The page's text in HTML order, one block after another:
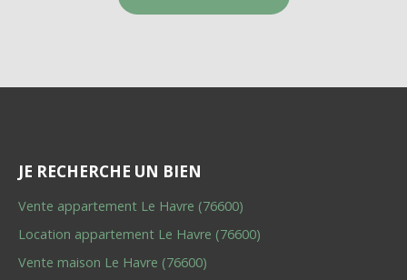
JE RECHERCHE UN BIEN
Vente appartement Le Havre (76600)
Location appartement Le Havre (76600)
Vente maison Le Havre (76600)